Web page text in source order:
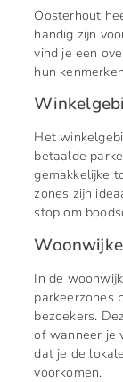
Oosterhout
handig zijn
vind je een
hun
Het
betaalde
gemakkelijke
zones zijn
stop om
In de
parkeerzones
bezoekers.
of wanneer je
dat je de
voorkomen.